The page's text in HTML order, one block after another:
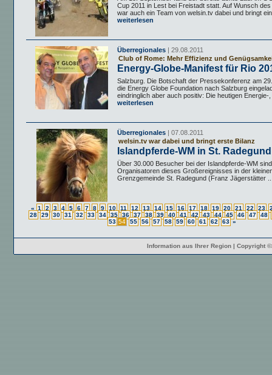
Cup 2011 in Lest bei Freistadt statt. Auf Wunsch
war auch ein Team von welsin.tv dabei und bringt
weiterlesen
Überregionales | 29.08.2011
Club of Rome: Mehr Effizienz und
Energy-Globe-Manifest für Rio
Salzburg. Die Botschaft der Pressekonferenz am
die Energy Globe Foundation nach Salzburg
eindringlich aber auch positiv: Die heutigen Energie-
weiterlesen
Überregionales | 07.08.2011
welsin.tv war dabei und bringt erste Bilanz
Islandpferde-WM in St. Radegund
Über 30.000 Besucher bei der Islandpferde-WM
Organisatoren dieses Großereignisses in der
Grenzgemeinde St. Radegund (Franz Jägerstätter
« 1 2 3 4 5 6 7 8 9 10 11 12 13 14 15 16 17 18 19 20 21 22 23
28
29 30 31 32 33 34 35 36 37 38 39 40 41 42 43 44 45 46 47
48
53 54 55 56 57 58 59 60 61 62 63»
Information aus Ihrer Region | Copyright